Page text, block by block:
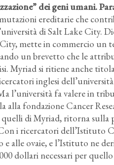
dei geni umani.
ereditarie che
di Salt Lake City.
City, mette in commercio
un brevetto che le
Myriad si ritiene anche
inglesi
l’università fa valere in
alla fondazione Cancer
di Myriad, ritorna sulla
i ricercatori dell’Istituto
e alle ovaie, e l’Istituto ne
dollari necessari per